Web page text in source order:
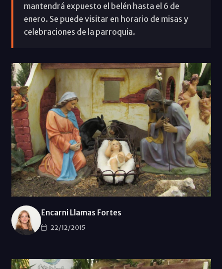
mantendrá expuesto el belén hasta el 6 de
enero. Se puede visitar en horario de misas y
celebraciones de la parroquia.
Encarni Llamas Fortes
22/12/2015